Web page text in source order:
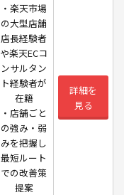
・楽天市場
の大型店舗
店長経験者
や楽天ECコ
ンサルタン
ト経験者が
在籍
・店舗ごと
の強み・弱
みを把握し
最短ルート
での改善策
提案
詳細を
見る